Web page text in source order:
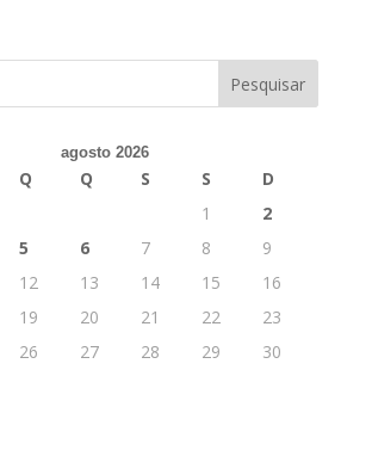
agosto 2026
Q Q S S
D
1
2
5 6 7 8
9
12 13 14 15
16
19 20 21 22
23
26 27 28 29
30